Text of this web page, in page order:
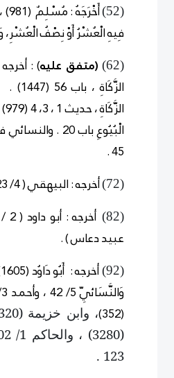
(
52
)
فِيهِ الْعُشْرُ أَوْ نِصْفُ الْعُشْرِ، وَأَبُو
(
62
) (متفق عليه) :
الْبُيُوعِ باب 20 .
45 .
(
72
)أخرجه : البيهقي ( 4/ 123، 124) .
(
82
)
عبيد دعاس ) .
(
92
)
(352)
123 .